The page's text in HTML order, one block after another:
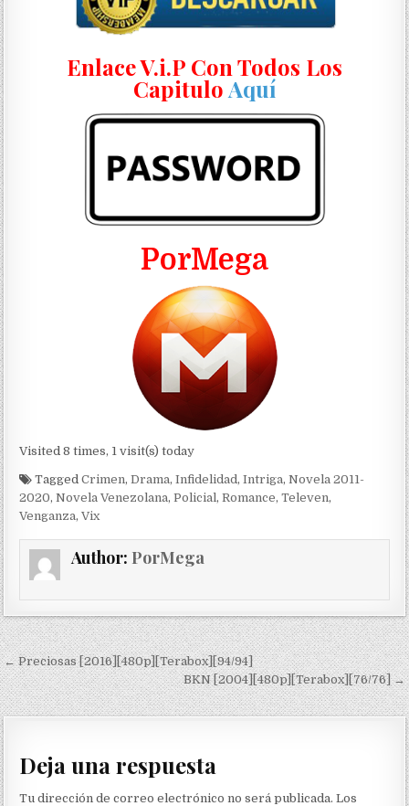
Enlace V.i.P Con Todos Los
Capitulo Aquí
PorMega
Visited 8 times, 1 visit(s) today
TaggedCrimen,Drama,Infidelidad ,Intriga,Novela 2011-
2020,Novela Venezolana,Policial ,Romance,Televen,
Venganza,Vix
Author: PorMega
Navegación de entradas
← Preciosas [2016][480p][Terabox][94/94]
BKN [2004][480p][Terabox][76/76] →
Deja una respuesta
Tu dirección de correo electrónico no será publicada. Los